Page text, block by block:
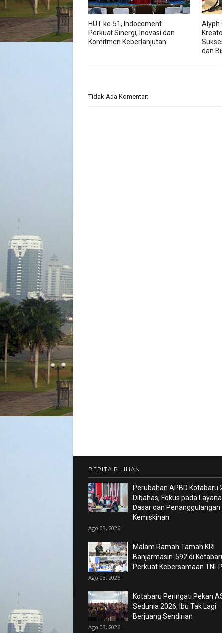
HUT ke-51, Indocement
Perkuat Sinergi, Inovasi dan
Komitmen Keberlanjutan
Alyph
dan
Tidak Ada Komentar:
BERITA PILIHAN
Perubahan APBD Kotabaru
Dibahas, Fokus pada
Dasar dan Penanggulangan
Kemiskinan
Ago 03, 2026
Malam Ramah Tamah KRI
Banjarmasin-592 di
Perkuat Kebersamaan TNI-
Ago 03, 2026
Kotabaru Peringati Pekan
Sedunia 2026, Ibu Tak Lagi
Berjuang Sendirian
Ago 03, 2026